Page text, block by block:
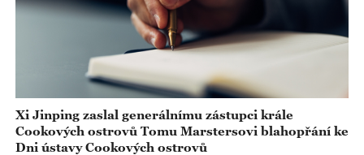
Xi Jinping zaslal generálnímu zástupci krále
Cookových ostrovů Tomu Marstersovi blahopřání ke
Dni ústavy Cookových ostrovů